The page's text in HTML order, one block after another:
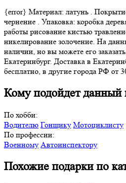
{error} Материал: латунь .
чернение . Упаковка: коробка
работы рисование кистью
никелирование золочение. На
наличии, но вы можете его
Екатеринбург. Доставка в
бесплатно, в другие города РФ от
Кому подойдет данный
По хобби:
Водителю Гонщику Мотоциклисту
По профессии:
Военному Автоинспектору
Похожие подарки по